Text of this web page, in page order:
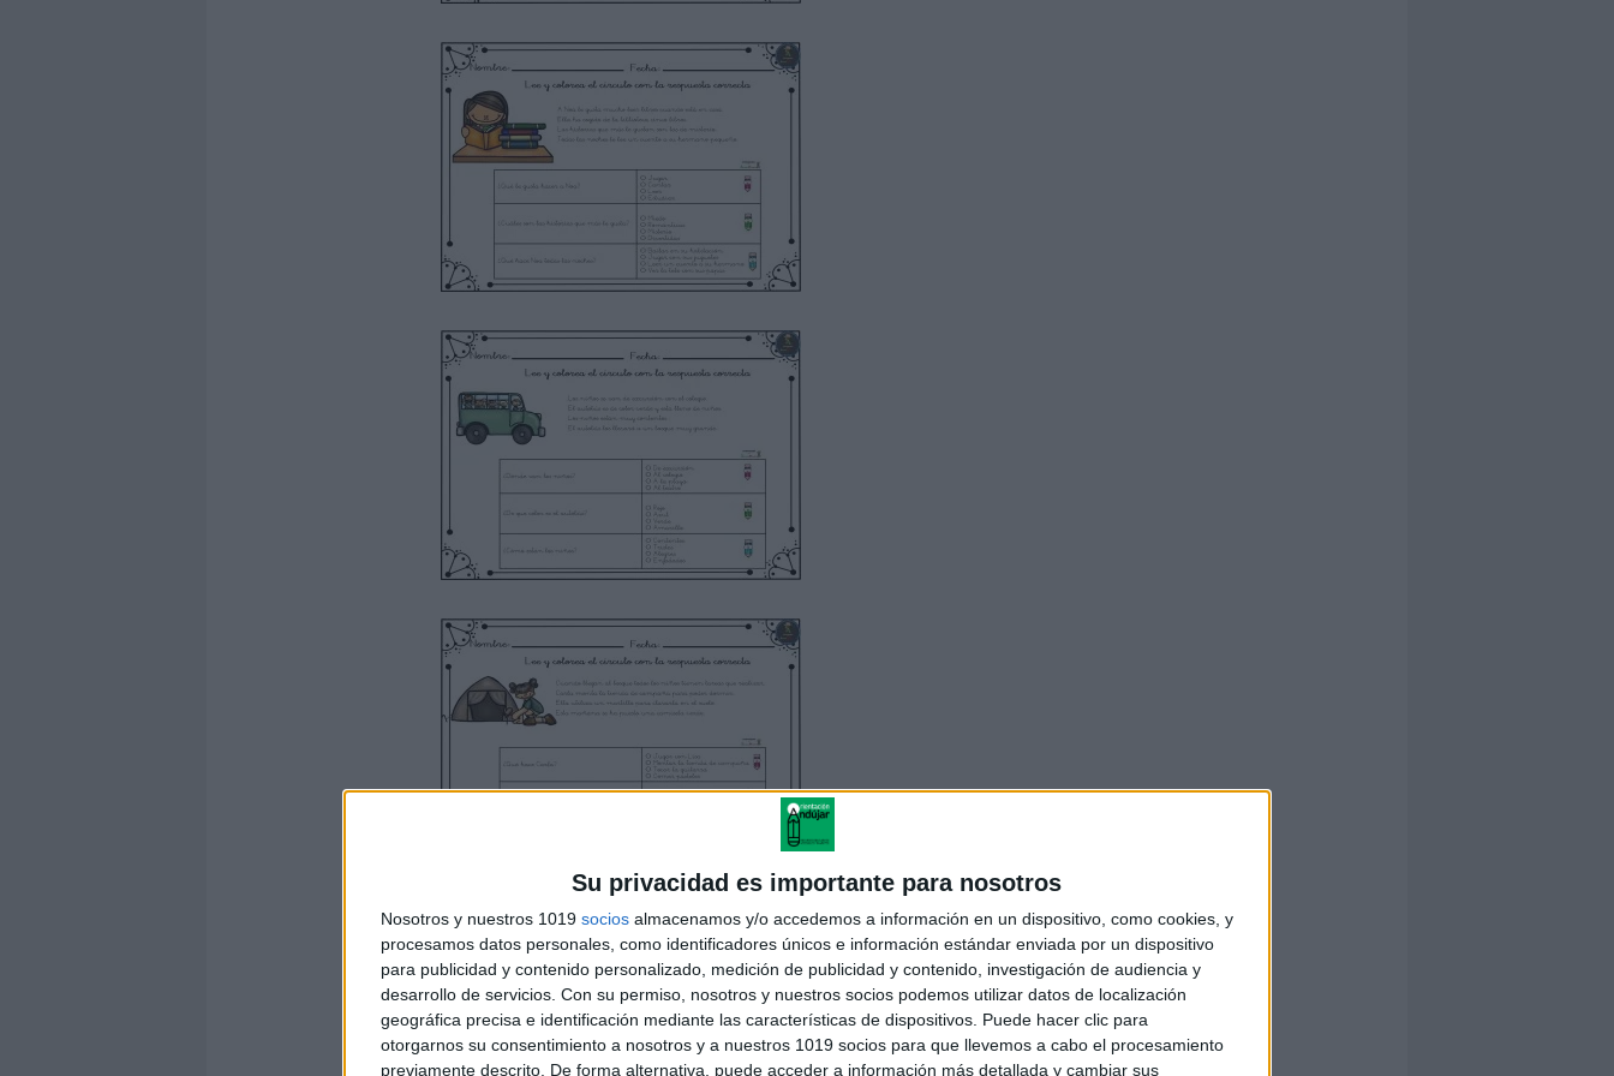
Su privacidad es importante para nosotros
Nosotros y nuestros 1019 socios almacenamos y/o accedemos a información en un dispositivo, como cookies, y
procesamos datos personales, como identificadores únicos e información estándar enviada por un dispositivo
para publicidad y contenido personalizado, medición de publicidad y contenido, investigación de audiencia y
desarrollo de servicios. Con su permiso, nosotros y nuestros socios podemos utilizar datos de localización
geográfica precisa e identificación mediante las características de dispositivos. Puede hacer clic para
otorgarnos su consentimiento a nosotros y a nuestros 1019 socios para que llevemos a cabo el procesamiento
previamente descrito. De forma alternativa, puede acceder a información más detallada y cambiar sus